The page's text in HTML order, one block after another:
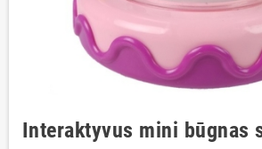
Interaktyvus mini būgnas